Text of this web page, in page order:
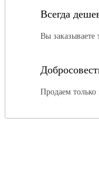
Всегда
Вы заказываете
Продаем